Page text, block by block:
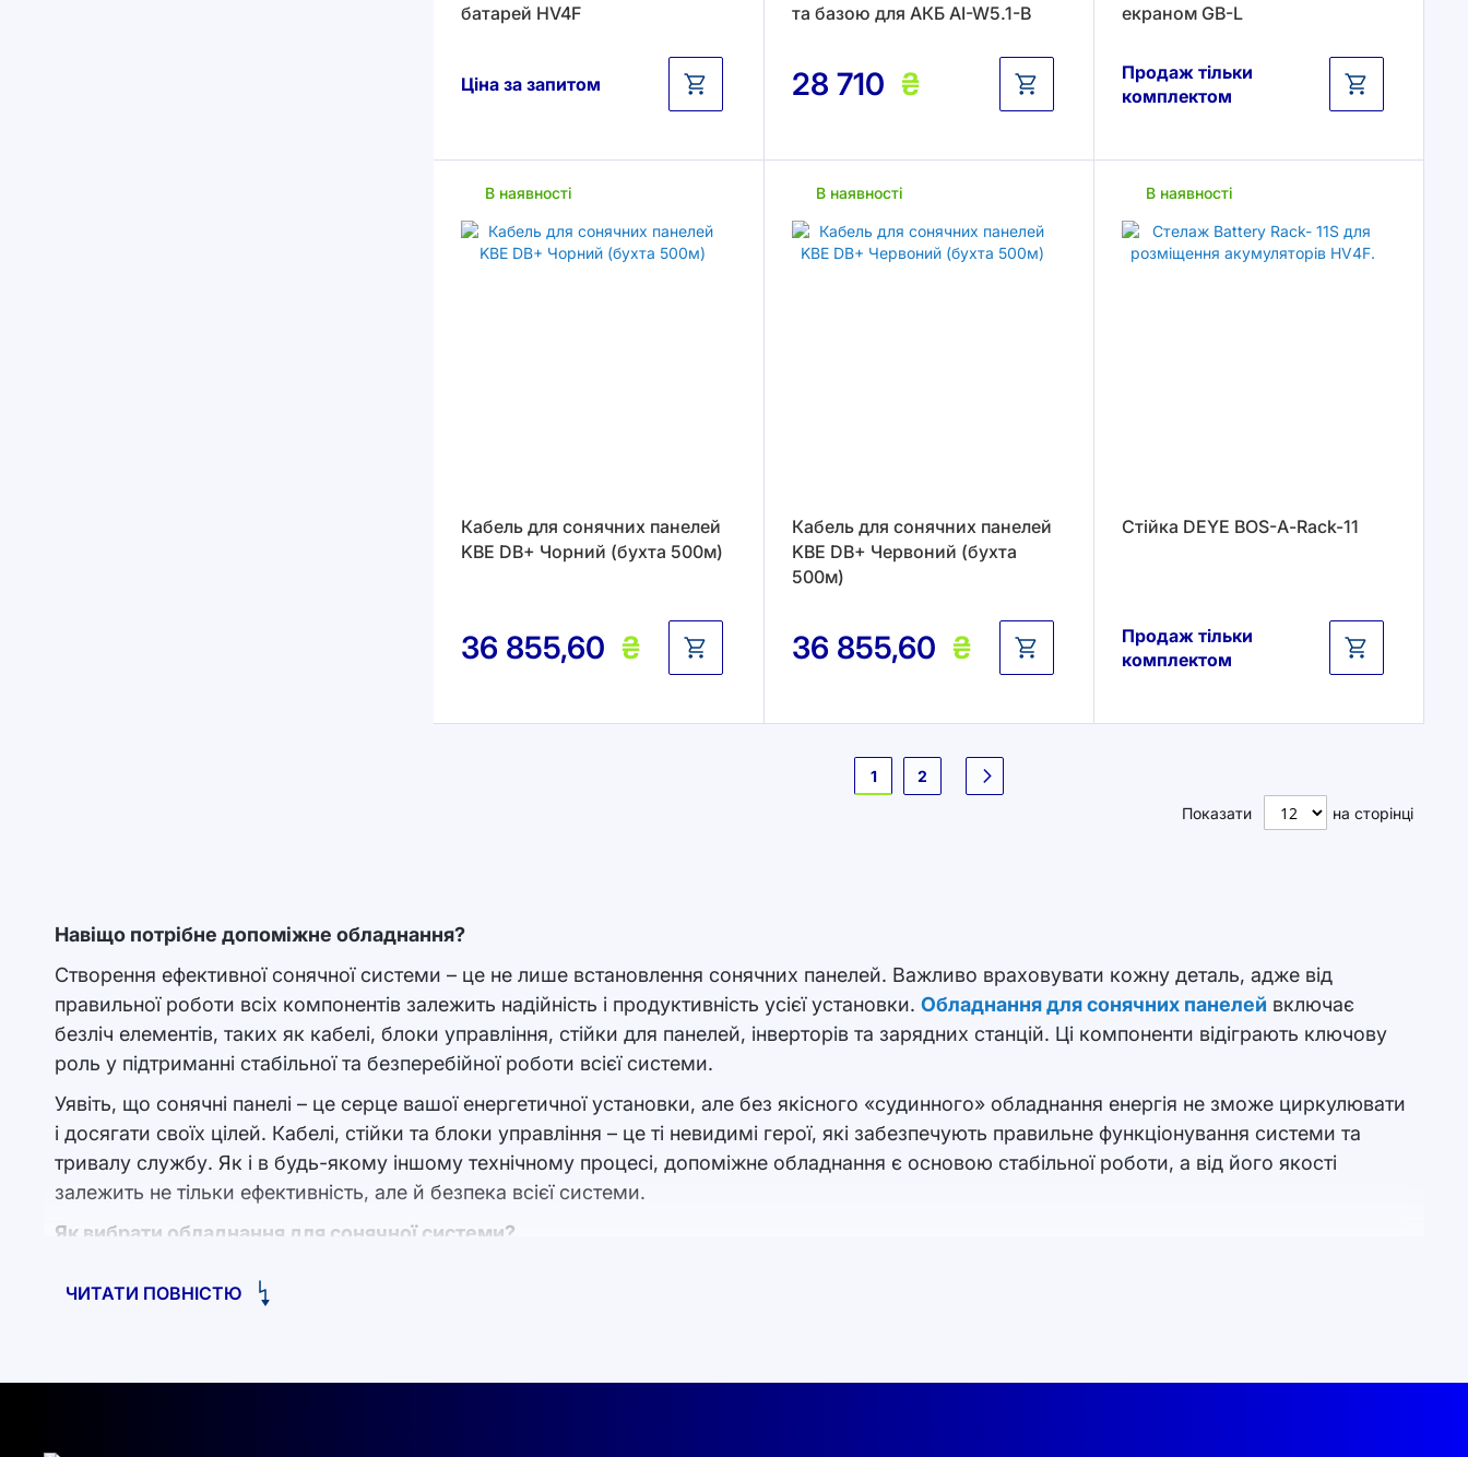
батарей HV4F
Ціна за запитом
та базою для АКБ AI-W5.1-B
28 710 ₴
екраном GB-L
Продаж тільки
комплектом
В наявності
Кабель для сонячних панелей
KBE DB+ Чорний (бухта 500м)
36 855,60 ₴
В наявності
Кабель для сонячних панелей
KBE DB+ Червоний (бухта
500м)
36 855,60 ₴
В наявності
Стійка DEYE BOS-А-Rack-11
Продаж тільки
комплектом
Сторінка
1 2
Наступне
Показати
на сторінці
Навіщо потрібне допоміжне обладнання?
Створення ефективної сонячної системи – це не лише встановлення сонячних панелей. Важливо враховувати кожну деталь, адже від
правильної роботи всіх компонентів залежить надійність і продуктивність усієї установки. Обладнання для сонячних панелей включає
безліч елементів, таких як кабелі, блоки управління, стійки для панелей, інверторів та зарядних станцій. Ці компоненти відіграють ключову
роль у підтриманні стабільної та безперебійної роботи всієї системи.
Уявіть, що сонячні панелі – це серце вашої енергетичної установки, але без якісного «судинного» обладнання енергія не зможе циркулювати
і досягати своїх цілей. Кабелі, стійки та блоки управління – це ті невидимі герої, які забезпечують правильне функціонування системи та
тривалу службу. Як і в будь-якому іншому технічному процесі, допоміжне обладнання є основою стабільної роботи, а від його якості
залежить не тільки ефективність, але й безпека всієї системи.
Як вибрати обладнання для сонячної системи?
. Це найважливіший елемент, що з'єднує сонячні панелі, інвертори та зарядні станції. Правильний вибір кабелів забезпечує
ЧИТАТИ ПОВНІСТЮ